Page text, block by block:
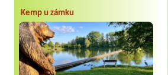
Kemp u zámku